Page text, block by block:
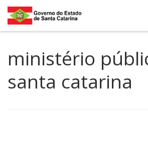
Skip to content
ministério
santa catarina